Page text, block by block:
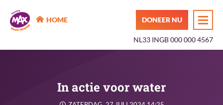
MAX Maakt Mogelijk
HOME DONEER NU
NL33 INGB 000 000 4567
In actie voor water